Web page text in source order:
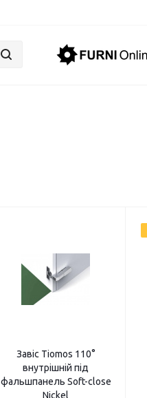
Завіс Tiomos 110°
внутрішній під
фальшпанель Soft-close
Nickel